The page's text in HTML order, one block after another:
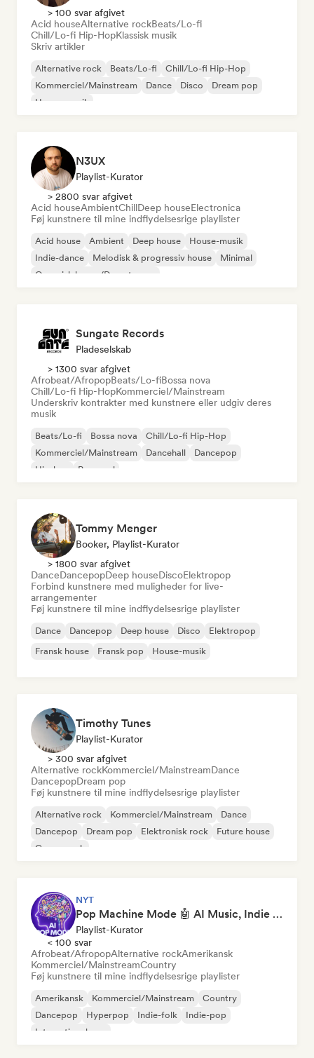
> 100 svar afgivet
Acid houseAlternative rockBeats/Lo-fi
Chill/Lo-fi Hip-HopKlassisk musik
Skriv artikler
Alternative rock Beats/Lo-fi
Chill/Lo-fi Hip-Hop
Kommerciel/Mainstream
Dance Disco
Dream pop
House-musik
N3UX
Playlist-Kurator
> 2800 svar afgivet
Acid houseAmbientChillDeep houseElectronica
Føj kunstnere til mine indflydelsesrige playlister
Acid house Ambient Deep house
House-musik
Indie-dance
Melodisk & progressiv house
Minimal
Organisk house/Downtempo
Sungate Records
Pladeselskab
> 1300 svar afgivet
Afrobeat/AfropopBeats/Lo-fiBossa nova
Chill/Lo-fi Hip-HopKommerciel/Mainstream
Underskriv kontrakter med kunstnere eller udgiv deres
musik
Beats/Lo-fi Bossa nova
Chill/Lo-fi Hip-Hop
Kommerciel/Mainstream
Dancehall
Dancepop
Hip-hop
Pop-soul
Tommy Menger
Booker, Playlist-Kurator
> 1800 svar afgivet
DanceDancepopDeep houseDiscoElektropop
Forbind kunstnere med muligheder for live-
arrangementer
Føj kunstnere til mine indflydelsesrige playlister
Dance Dancepop Deep house Disco
Elektropop
Fransk house
Fransk pop House-musik
Timothy Tunes
Playlist-Kurator
> 300 svar afgivet
Alternative rockKommerciel/MainstreamDance
DancepopDream pop
Føj kunstnere til mine indflydelsesrige playlister
Alternative rock Kommerciel/Mainstream
Dance
Dancepop
Dream pop Elektronisk rock
Future house
Garagerock
NYT
Pop Machine Mode 🤖 AI Music, Indie Pop & Dream Pop
Playlist-Kurator
< 100 svar
Afrobeat/AfropopAlternative rockAmerikansk
Kommerciel/MainstreamCountry
Føj kunstnere til mine indflydelsesrige playlister
Amerikansk Kommerciel/Mainstream
Country
Dancepop
Hyperpop Indie-folk
Indie-pop
International pop